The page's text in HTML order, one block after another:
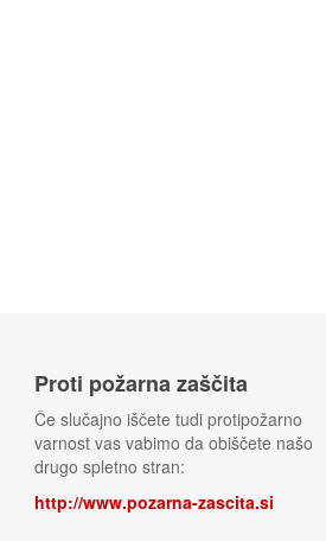
Proti požarna zaščita
Če slučajno iščete tudi protipožarno
varnost vas vabimo da obiščete našo
drugo spletno stran:
http://www.pozarna-zascita.si